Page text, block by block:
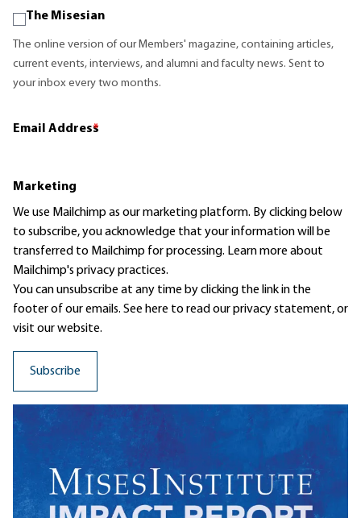
The Misesian
The online version of our Members' magazine, containing articles,
current events, interviews, and alumni and faculty news. Sent to
your inbox every two months.
Email Address
*
Marketing
We use Mailchimp as our marketing platform. By clicking below
to subscribe, you acknowledge that your information will be
transferred to Mailchimp for processing. Learn moreabout
Mailchimp's privacy practices.
You can unsubscribe at any time by clicking the link in the
footer of our emails. See here to read ourprivacy statement, or
visit our website.